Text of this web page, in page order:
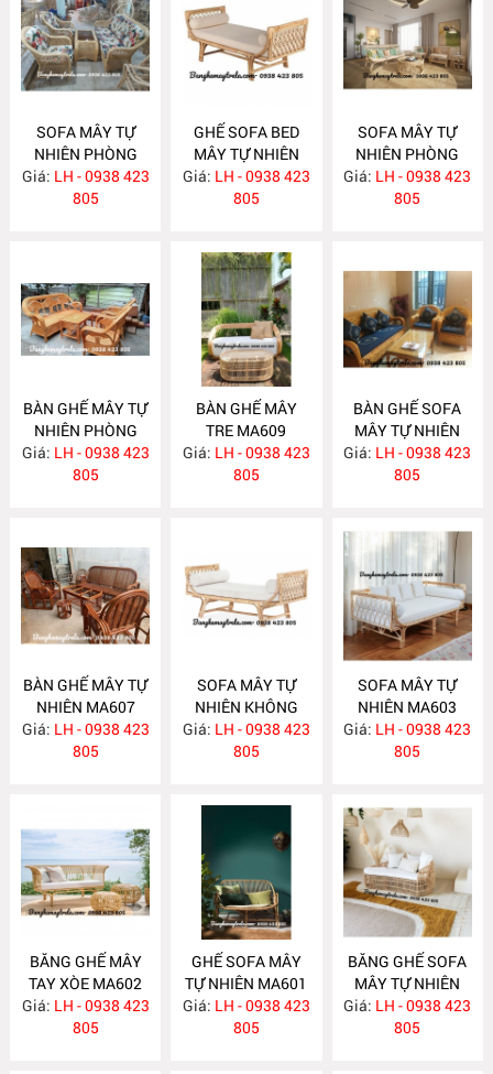
SOFA MÂY TỰ
NHIÊN PHÒNG
KHÁCH MA620
Giá: LH - 0938 423
805
GHẾ SOFA BED
MÂY TỰ NHIÊN
MA615
Giá: LH - 0938 423
805
SOFA MÂY TỰ
NHIÊN PHÒNG
KHÁCH MA612
Giá: LH - 0938 423
805
BÀN GHẾ MÂY TỰ
NHIÊN PHÒNG
KHÁCH MA610
Giá: LH - 0938 423
805
BÀN GHẾ MÂY
TRE MA609
Giá: LH - 0938 423
805
BÀN GHẾ SOFA
MÂY TỰ NHIÊN
PHÒNG KHÁCH
MA608
Giá: LH - 0938 423
805
BÀN GHẾ MÂY TỰ
NHIÊN MA607
Giá: LH - 0938 423
805
SOFA MÂY TỰ
NHIÊN KHÔNG
TỰA MA604
Giá: LH - 0938 423
805
SOFA MÂY TỰ
NHIÊN MA603
Giá: LH - 0938 423
805
BĂNG GHẾ MÂY
TAY XÒE MA602
Giá: LH - 0938 423
805
GHẾ SOFA MÂY
TỰ NHIÊN MA601
Giá: LH - 0938 423
805
BĂNG GHẾ SOFA
MÂY TỰ NHIÊN
MA597
Giá: LH - 0938 423
805